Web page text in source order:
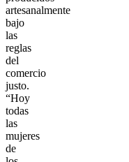
artesanalmente
bajo
las
reglas
del
comercio
justo.
“Hoy
todas
las
mujeres
de